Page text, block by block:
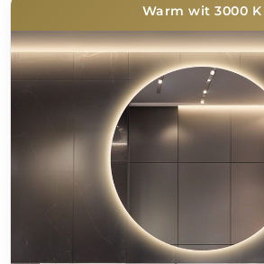
Warm wit 3000 K